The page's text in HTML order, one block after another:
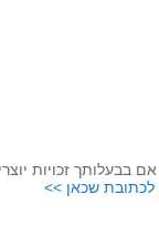
בבעלותך זכויות
שכאן >>